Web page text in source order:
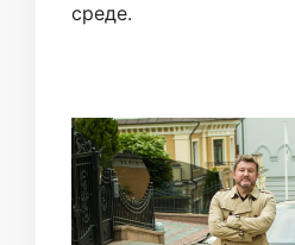
среде.